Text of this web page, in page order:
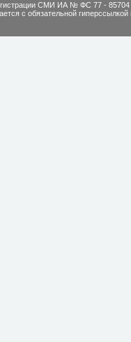
СМИ ИА № ФС 77 - 85704
с обязательной гиперссылкой